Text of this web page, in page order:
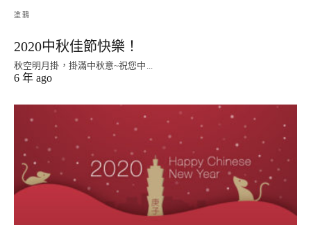
塗鴉
2020中秋佳節快樂！
秋空明月掛，掛滿中秋意~祝您中...
6 年 ago